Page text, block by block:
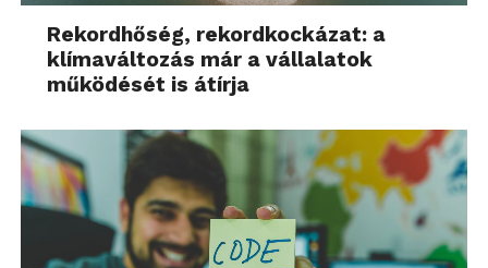
Rekordhőség, rekordkockázat: a
klímaváltozás már a vállalatok
működését is átírja